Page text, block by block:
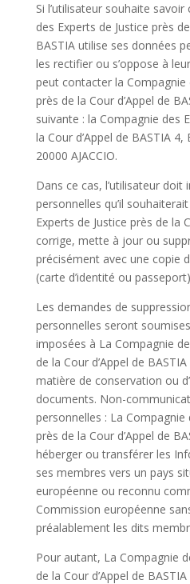
Si l’utilisateur souhaite
des Experts de Justice près
BASTIA utilise ses données
les rectifier ou s’oppose à
peut contacter la Compagnie
près de la Cour d’Appel de
suivante : la Compagnie des
la Cour d’Appel de BASTIA 4,
20000 AJACCIO.
Dans ce cas, l’utilisateur doit
personnelles qu’il
Experts de Justice près de la
corrige, mette à jour ou
précisément avec une copie
(carte d’identité ou
Les demandes de
personnelles seront
imposées à La Compagnie
de la Cour d’Appel de
matière de conservation ou
documents. Non-
personnelles : La Compagnie
près de la Cour d’Appel de
héberger ou transférer les
ses membres vers un pays
européenne ou reconnu
Commission européenne
préalablement les dits
Pour autant, La Compagnie
de la Cour d’Appel de